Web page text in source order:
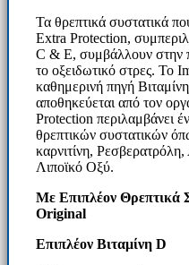
Τα θρεπτικά συστατικά
Extra Protection,
C & E, συμβάλλουν στην
το οξειδωτικό στρες. Το
καθημερινή πηγή
αποθηκεύεται από τον
Protection περιλαμβάνει
θρεπτικών συστατικών
καρνιτίνη,
Λιποϊκό Οξύ.
Με Επιπλέον Θρεπτικά
Original
Επιπλέον Βιταμίνη D